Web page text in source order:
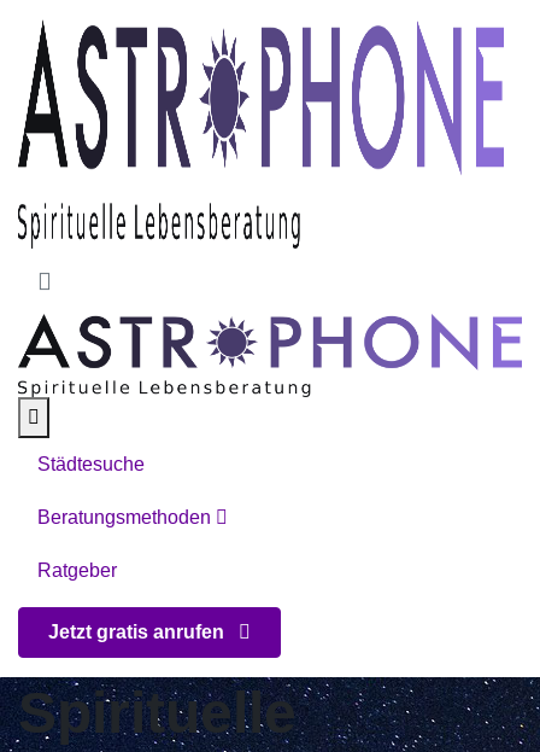
Skip to main content
Städtesuche
Beratungsmethoden
Ratgeber
Jetzt gratis anrufen
Spirituelle